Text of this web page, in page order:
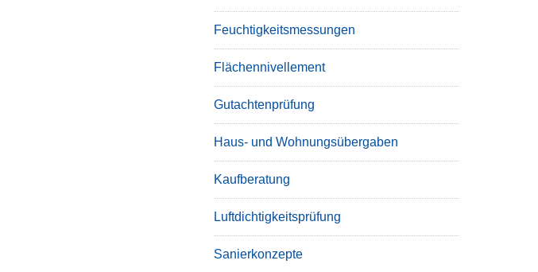
Feuchtigkeitsmessungen
Flächennivellement
Gutachtenprüfung
Haus- und Wohnungsübergaben
Kaufberatung
Luftdichtigkeitsprüfung
Sanierkonzepte